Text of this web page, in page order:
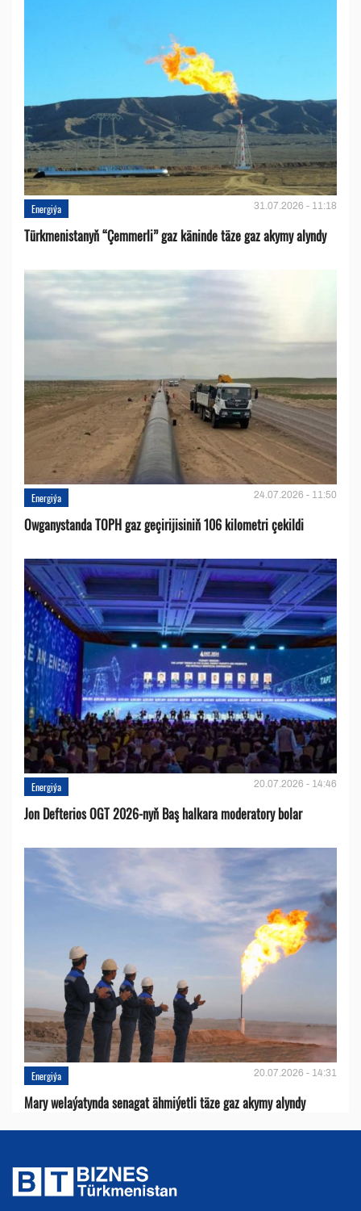
Energiýa 31.07.2026 - 11:18
Türkmenistanyň “Çemmerli” gaz käninde täze gaz akymy alyndy
Energiýa 24.07.2026 - 11:50
Owganystanda TOPH gaz geçirijisiniň 106 kilometri çekildi
Energiýa 20.07.2026 - 14:46
Jon Defterios OGT 2026-nyň Baş halkara moderatory bolar
Energiýa 20.07.2026 - 14:31
Mary welaýatynda senagat ähmiýetli täze gaz akymy alyndy